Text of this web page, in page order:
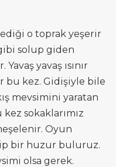
o toprak yeşerir
solup giden
yavaş ısınır
bu kez. Gidişiyle bile
mevsimini yaratan
sokaklarımız
Oyun
bir huzur buluruz.
olsa gerek.